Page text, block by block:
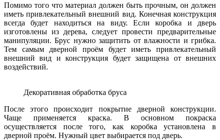
Помимо того что материал должен быть прочным, он должен
иметь привлекательный внешний вид. Конечная конструкция
всегда будет находиться на виду. Если коробка и дверь
изготовлены из дерева, следует провести предварительные
манипуляции. Брус нужно защитить от влажности и грибка.
Тем самым дверной проём будет иметь привлекательный
внешний вид и конструкция будет защищена от внешних
воздействий.
Декоративная обработка бруса
После этого происходит покрытие дверной конструкции.
Чаще применяется краска. В основном покраска
осуществляется после того, как коробка установлена в
дверной проём. Нужный цвет выбирается под дверь.